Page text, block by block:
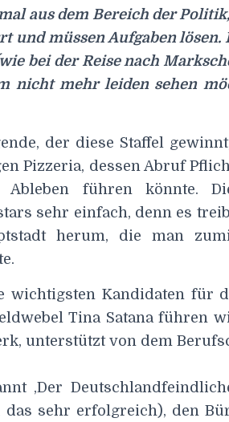
aus dem Bereich der
und müssen Aufgaben
bei der Reise nach
nicht mehr leiden sehen
der diese Staffel
Pizzeria, dessen Abruf
Ableben führen könnte.
sehr einfach, denn es
herum, die man
wichtigsten Kandidaten für
Tina Satana führen
unterstützt von dem
‚Der
das sehr erfolgreich), den